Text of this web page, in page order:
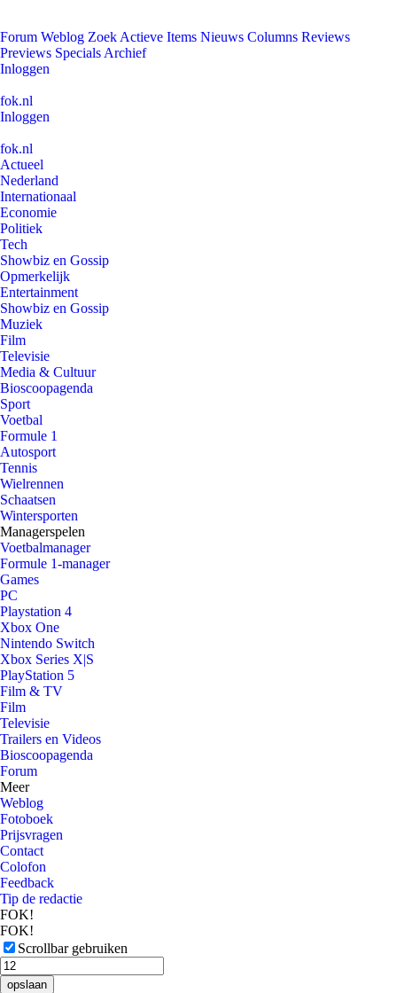
Forum Weblog Zoek Actieve Items Nieuws Columns Reviews
Previews Specials Archief
Inloggen
fok.nl
Inloggen
fok.nl
Actueel
Nederland
Internationaal
Economie
Politiek
Tech
Showbiz en Gossip
Opmerkelijk
Entertainment
Showbiz en Gossip
Muziek
Film
Televisie
Media & Cultuur
Bioscoopagenda
Sport
Voetbal
Formule 1
Autosport
Tennis
Wielrennen
Schaatsen
Wintersporten
Managerspelen
Voetbalmanager
Formule 1-manager
Games
PC
Playstation 4
Xbox One
Nintendo Switch
Xbox Series X|S
PlayStation 5
Film & TV
Film
Televisie
Trailers en Videos
Bioscoopagenda
Forum
Meer
Weblog
Fotoboek
Prijsvragen
Contact
Colofon
Feedback
Tip de redactie
FOK!
FOK!
Scrollbar gebruiken
opslaan